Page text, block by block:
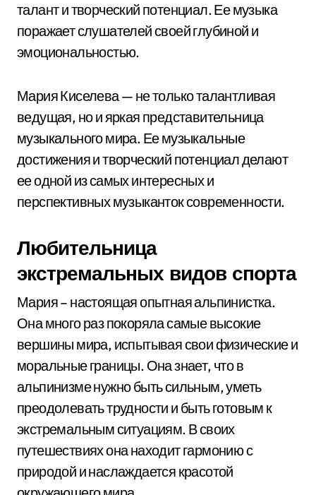
талант и творческий потенциал. Ее музыка
поражает слушателей своей глубиной и
эмоциональностью.
Мария Киселева — не только талантливая
ведущая, но и яркая представительница
музыкального мира. Ее музыкальные
достижения и творческий потенциал делают
ее одной из самых интересных и
перспективных музыканток современности.
Любительница
экстремальных видов спорта
Мария – настоящая опытная альпинистка.
Она много раз покоряла самые высокие
вершины мира, испытывая свои физические и
моральные границы. Она знает, что в
альпинизме нужно быть сильным, уметь
преодолевать трудности и быть готовым к
экстремальным ситуациям. В своих
путешествиях она находит гармонию с
природой и наслаждается красотой